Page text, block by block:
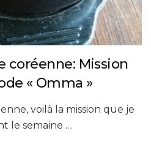
coréenne: Mission
« Omma »
voilà la mission que je
le semaine …